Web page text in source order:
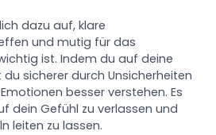
dazu auf, klare
und mutig für das
ist. Indem du auf deine
sicherer durch Unsicherheiten
besser verstehen. Es
dein Gefühl zu verlassen und
leiten zu lassen.